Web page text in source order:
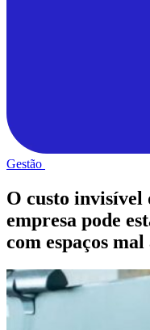
Gestão
O custo invisível
empresa pode
com espaços